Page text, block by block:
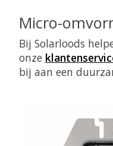
Micro-
Bij Solarloods
onze
bij aan een